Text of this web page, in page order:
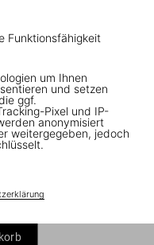
Funktionsfähigkeit
um Ihnen
und setzen
ggf.
Pixel und IP-
anonymisiert
weitergegeben, jedoch